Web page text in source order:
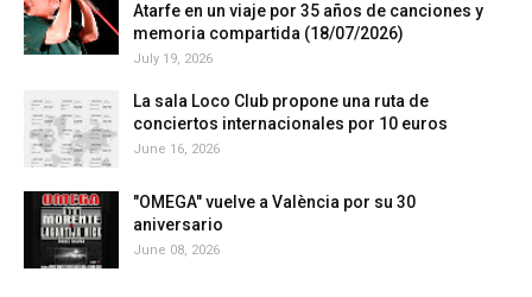
Atarfe en un viaje por 35 años de canciones y
memoria compartida (18/07/2026)
July 19, 2026
La sala Loco Club propone una ruta de
conciertos internacionales por 10 euros
June 16, 2026
"OMEGA" vuelve a València por su 30
aniversario
June 08, 2026